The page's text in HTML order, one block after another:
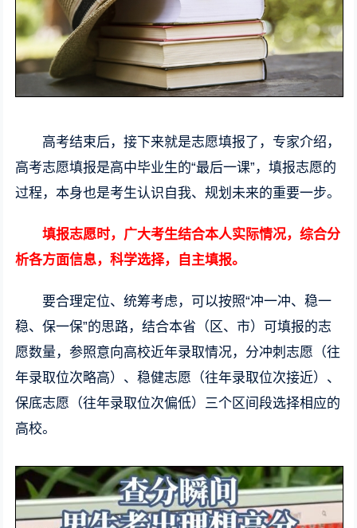
高考结束后，接下来就是志愿填报了，专家介绍，
高考志愿填报是高中毕业生的“最后一课”，填报志愿的
过程，本身也是考生认识自我、规划未来的重要一步。
填报志愿时，广大考生结合本人实际情况，综合分
析各方面信息，科学选择，自主填报。
要合理定位、统筹考虑，可以按照“冲一冲、稳一
稳、保一保”的思路，结合本省（区、市）可填报的志
愿数量，参照意向高校近年录取情况，分冲刺志愿（往
年录取位次略高）、稳健志愿（往年录取位次接近）、
保底志愿（往年录取位次偏低）三个区间段选择相应的
高校。